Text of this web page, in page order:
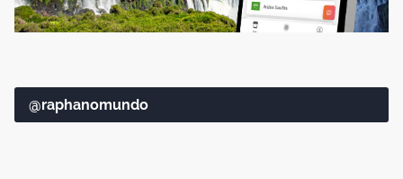
@raphanomundo